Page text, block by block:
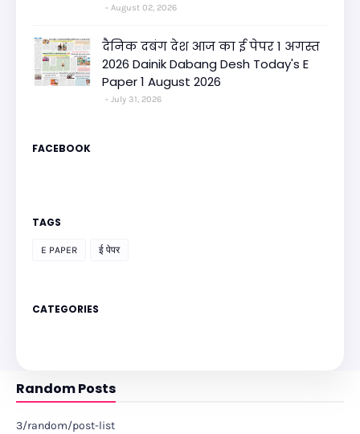
August 02, 2026
दैनिक दबंग देश आज का ई पेपर 1 अगस्त
2026 Dainik Dabang Desh Today's E
Paper 1 August 2026
July 31, 2026
FACEBOOK
TAGS
E PAPER ई पेपर
CATEGORIES
Random Posts
3/random/post-list